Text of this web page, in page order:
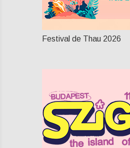
Festival de Thau 2026